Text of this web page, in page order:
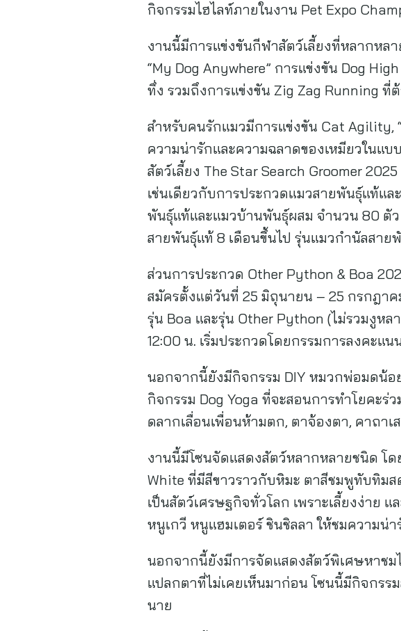
กิจกรรมไฮไลท์ภายในงาน Pet Expo
งานนี้มีการแข่งขันกีฬาสัตว์เลี้ยงที่หลากหล
“My Dog Anywhere” การแข่งขัน Dog
ทึ่ง รวมถึงการแข่งขัน Zig Zag Running ที่
สำหรับคนรักแมวมีการแข่งขัน Cat Agility,
ความน่ารักและความฉลาดของเหมียวในแ
สัตว์เลี้ยง The Star Search Groomer
เช่นเดียวกับการประกวดแมวสายพันธุ์แท้แ
พันธุ์แท้และแมวบ้านพันธุ์ผสม จำนวน 80 ตั
สายพันธุ์แท้ 8 เดือนขึ้นไป รุ่นแมวกำนัลสา
ส่วนการประกวด Other Python & Boa
สมัครตั้งแต่วันที่ 25 มิถุนายน – 25 กรกฎา
รุ่น Boa และรุ่น Other Python (ไม่รวมงูหล
12:00 น. เริ่มประกวดโดยกรรมการลงคะแ
นอกจากนี้ยังมีกิจกรรม DIY หมวกพ่อมดน้อ
กิจกรรม Dog Yoga ที่จะสอนการทำโยคะร่
ดลากเลื่อนเพื่อนห้ามตก, ตาจ้องตา, คาถา
งานนี้มีโซนจัดแสดงสัตว์หลากหลายชนิด โด
White ที่มีสีขาวราวกับหิมะ ตาสีชมพูทับทิม
เป็นสัตว์เศรษฐกิจทั่วโลก เพราะเลี้ยงง่าย
หนูเกวี หนูแฮมเตอร์ ชินชิลลา ให้ชมความน่
นอกจากนี้ยังมีการจัดแสดงสัตว์พิเศษหาช
แปลกตาที่ไม่เคยเห็นมาก่อน โซนนี้มีกิจกรร
นาย